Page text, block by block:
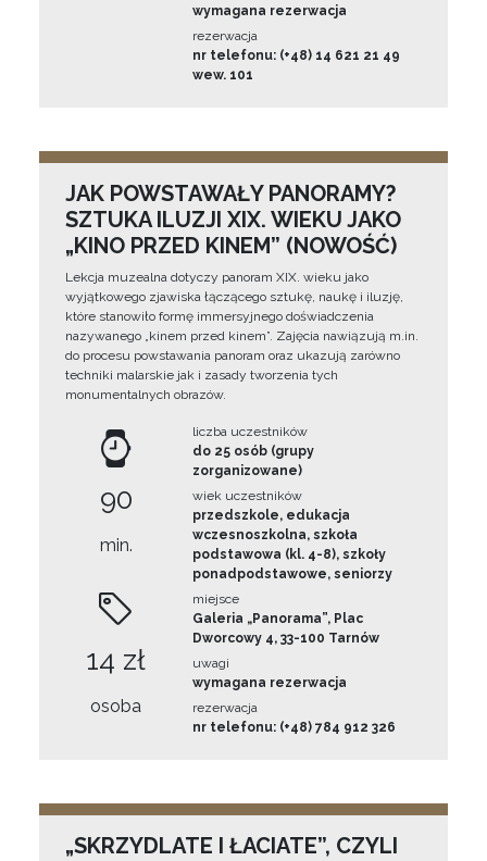
wymagana rezerwacja
rezerwacja
nr telefonu: (+48) 14 621 21 49
wew. 101
JAK POWSTAWAŁY PANORAMY?
SZTUKA ILUZJI XIX. WIEKU JAKO
„KINO PRZED KINEM” (NOWOŚĆ)
Lekcja muzealna dotyczy panoram XIX. wieku jako
wyjątkowego zjawiska łączącego sztukę, naukę i iluzję,
które stanowiło formę immersyjnego doświadczenia
nazywanego „kinem przed kinem”. Zajęcia nawiązują m.in.
do procesu powstawania panoram oraz ukazują zarówno
techniki malarskie jak i zasady tworzenia tych
monumentalnych obrazów.
90
min.
14 zł
osoba
liczba uczestników
do 25 osób (grupy
zorganizowane)
wiek uczestników
przedszkole, edukacja
wczesnoszkolna, szkoła
podstawowa (kl. 4-8), szkoły
ponadpodstawowe, seniorzy
miejsce
Galeria „Panorama”, Plac
Dworcowy 4, 33-100 Tarnów
uwagi
wymagana rezerwacja
rezerwacja
nr telefonu: (+48) 784 912 326
„SKRZYDLATE I ŁACIATE”, CZYLI